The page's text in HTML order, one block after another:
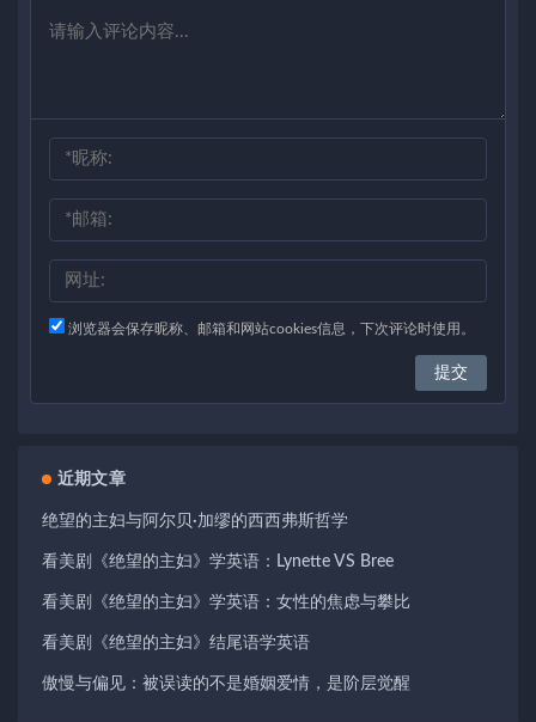
浏览器会保存昵称、邮箱和网站cookies信息，下次评论时使用。
近期文章
绝望的主妇与阿尔贝·加缪的西西弗斯哲学
看美剧《绝望的主妇》学英语：Lynette VS Bree
看美剧《绝望的主妇》学英语：女性的焦虑与攀比
看美剧《绝望的主妇》结尾语学英语
傲慢与偏见：被误读的不是婚姻爱情，是阶层觉醒